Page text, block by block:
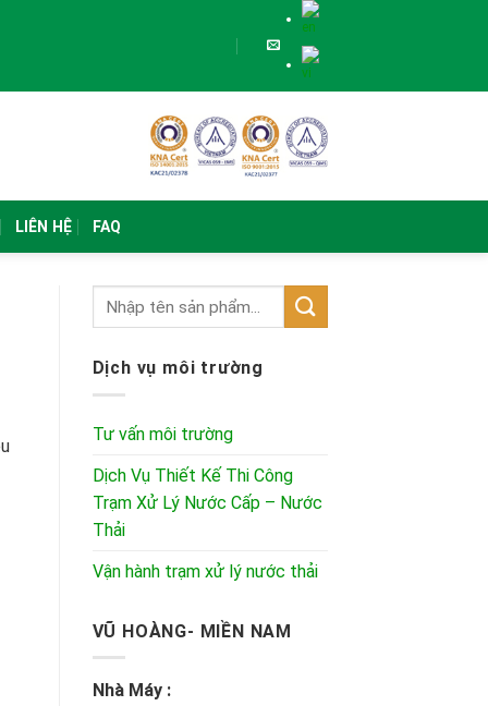
LIÊN HỆ FAQ
Dịch vụ môi trường
Tư vấn môi trường
Dịch Vụ Thiết Kế Thi Công
Trạm Xử Lý Nước Cấp – Nước
Thải
Vận hành trạm xử lý nước thải
VŨ HOÀNG- MIỀN NAM
Nhà Máy :